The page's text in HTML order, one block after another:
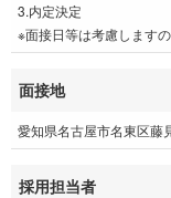
3.内定決定
※面接日等は考慮します
面接地
愛知県名古屋市名東区藤
採用担当者